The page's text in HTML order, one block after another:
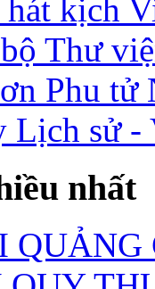
hát kịch
Thư
Phu tử
Lịch sử -
nhất
QUẢNG